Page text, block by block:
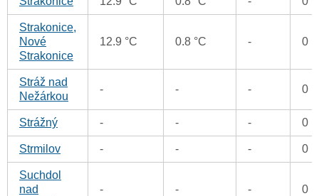
Strakonice,
Nové
Strakonice
12.9 °C 0.8 °C - 0
Stráž nad
Nežárkou
- - - 0
Strážný - - - 0
Strmilov - - - 0
Suchdol
nad
- - - 0